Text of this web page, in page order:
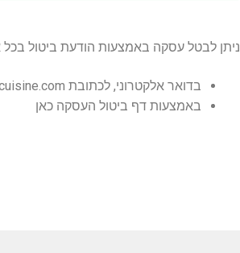
ניתן לבטל עסקה באמצעות הודעת ביטול
בדואר אלקטרוני, לכתובת service@druzecuisine.com
באמצעות דף ביטול העסקה כאן